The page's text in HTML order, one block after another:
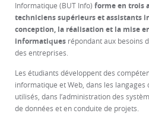
Informatique (BUT Info) forme en trois
techniciens supérieurs et assistants
conception, la réalisation et la mise
informatiquesrépondant aux besoins
des entreprises.
Les étudiants développent des
informatique et Web, dans les
utilisés, dans l’administration des
de données et en conduite de projets.